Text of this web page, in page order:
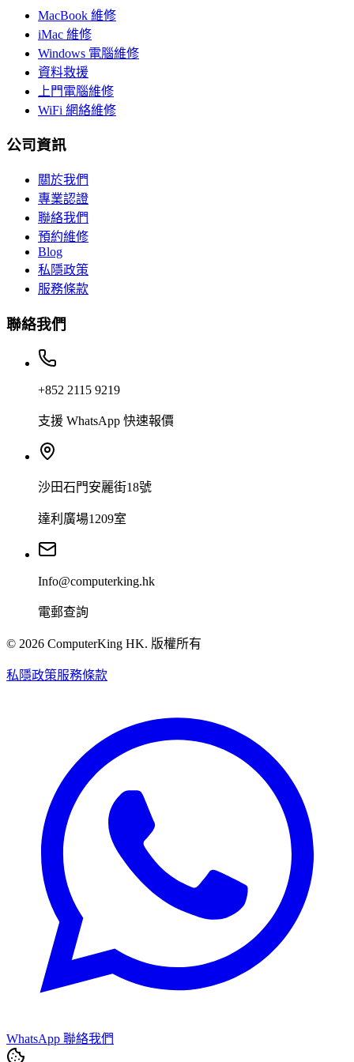
MacBook 維修
iMac 維修
Windows 電腦維修
資料救援
上門電腦維修
WiFi 網絡維修
公司資訊
關於我們
專業認證
聯絡我們
預約維修
Blog
私隱政策
服務條款
聯絡我們
+852 2115 9219
支援 WhatsApp 快速報價
沙田石門安麗街18號
達利廣場1209室
Info@computerking.hk
電郵查詢
© 2026 ComputerKing HK. 版權所有
私隱政策服務條款
WhatsApp 聯絡我們